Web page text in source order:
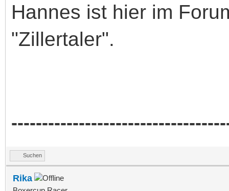
Hannes ist hier im
"Zillertaler".
Suchen
Rika